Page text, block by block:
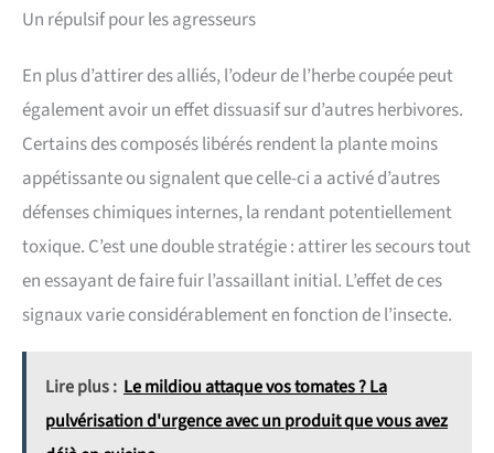
Un répulsif pour les agresseurs
En plus d’attirer des alliés, l’odeur de l’herbe coupée peut
également avoir un effet dissuasif sur d’autres herbivores.
Certains des composés libérés rendent la plante moins
appétissante ou signalent que celle-ci a activé d’autres
défenses chimiques internes, la rendant potentiellement
toxique. C’est une double stratégie : attirer les secours tout
en essayant de faire fuir l’assaillant initial. L’effet de ces
signaux varie considérablement en fonction de l’insecte.
Lire plus : Le mildiou attaque vos tomates ? La
pulvérisation d'urgence avec un produit que vous avez